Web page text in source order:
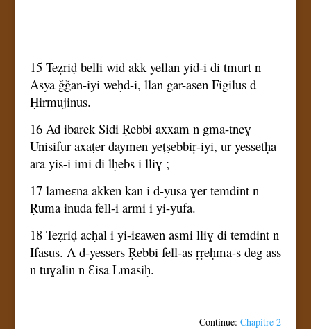
15 Teẓriḍ belli wid akk yellan yid-i di tmurt n
Asya ǧǧan-iyi weḥd-i, llan gar-asen Figilus d
Ḥirmujinus.
16 Ad ibarek Sidi Ṛebbi axxam n gma-tneɣ
Unisifur axaṭer daymen yețṣebbiṛ-iyi, ur yessetḥa
ara yis-i imi di lḥebs i lliɣ ;
17 lameɛna akken kan i d-yusa ɣer temdint n
Ṛuma inuda fell-i armi i yi-yufa.
18 Teẓriḍ acḥal i yi-iɛawen asmi lliɣ di temdint n
Ifasus. A d-yessers Ṛebbi fell-as ṛṛeḥma-s deg ass
n tuɣalin n Ɛisa Lmasiḥ.
Continue:Chapitre 2